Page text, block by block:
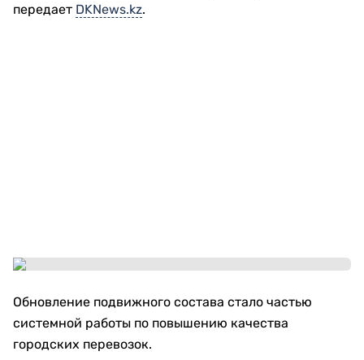
передает DKNews.kz.
Обновление подвижного состава стало частью
системной работы по повышению качества
городских перевозок.